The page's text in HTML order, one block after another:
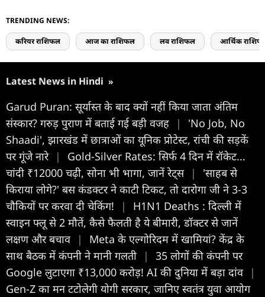
TRENDING NEWS:
करियर राशिफल आज का राशिफल लव राशिफल आर्थिक
Latest News in Hindi »
Garud Puran: सूर्यास्त के बाद क्यों नहीं किया जाता अंतिम
संस्कार? गरुड़ पुराण में बताई गई बड़ी वजह
|
'No Job, No
Shaadi', झारखंड में छात्राओं का यूनिक प्रोटेस्ट, रांची की सड़कें
पर गूंजे नारे |
Gold-Silver Rates: सिर्फ 4 दिन में रॉकेट...
चांदी ₹12000 चढ़ी, सोना भी भागा, जानें रेट्स |
'साहब से
किराया लोगे?' बस कंडक्टर ने काटी टिकट, तो दारोगा जी ने 3-3
चौकियों पर करवा दी चेकिंग!
|
H1N1 Deaths : दिल्ली में
स्वाइन फ्लू से 2 मौतें, कैसे फैलती है ये बीमारी, डॉक्टर से जानें
लक्षण और बचाव |
Meta के एल्गोरिदम में खामियां? केंद्र के
साथ बैठक में कंपनी ने मानी गलती
|
35 लोगों की कंपनी पर
Google लुटाएगा ₹13,000 करोड़! AI की दुनिया में बड़ा दांव |
Gen-Z का मन टटोलेगी योगी सरकार, जानिए स्वतंत्र युवा आयोग